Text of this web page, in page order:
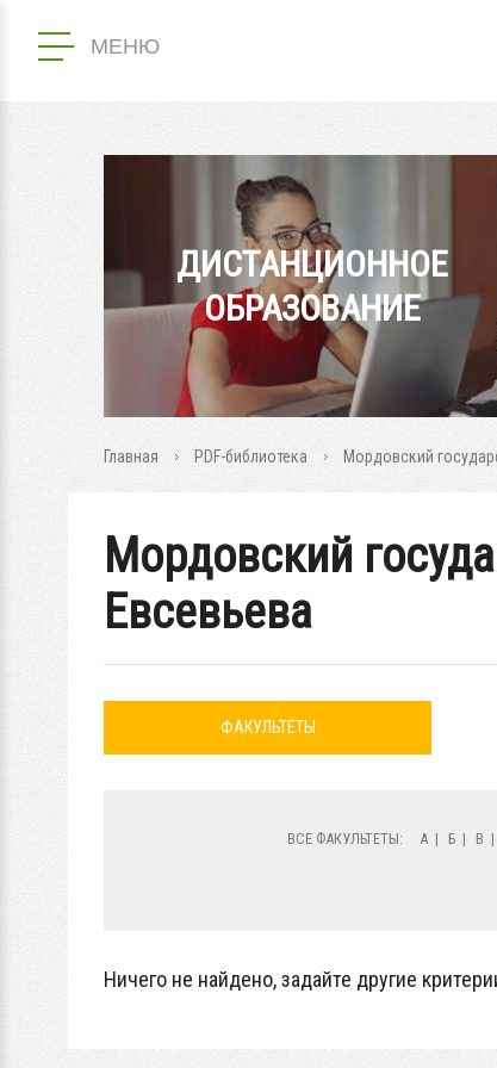
МЕНЮ
ДИСТАНЦИОННОЕ
ОБРАЗОВАНИЕ
Главная PDF-библиотека Мордовский
Мордовский
Евсевьева
ФАКУЛЬТЕТЫ
ВСЕ ФАКУЛЬТЕТЫ: А | Б | В |
Ничего не найдено, задайте другие